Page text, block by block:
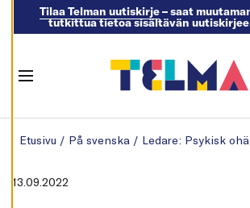
och kan ändra dem
när som helst. Läs
cookies.
E
R
A
Tilaa Telman uutiskirje– saat
tutkittua tietoa sisältävän
Etusivu / På svenska /
13.09.2022